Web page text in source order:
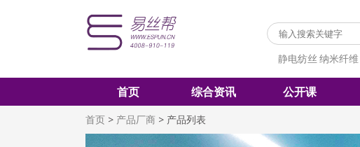
静电纺丝 纳米纤维
首页 综合资讯 公开课
首页 > 产品厂商 > 产品列表